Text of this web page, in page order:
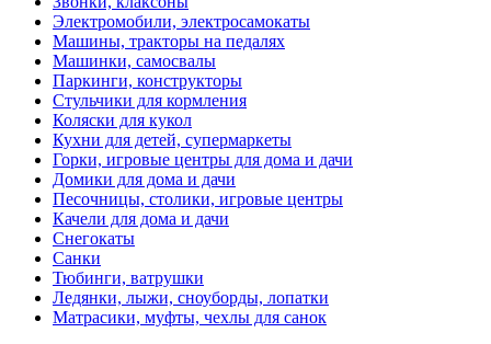
Электромобили, электросамокаты
Машины, тракторы на педалях
Машинки, самосвалы
Паркинги, конструкторы
Стульчики для кормления
Коляски для кукол
Кухни для детей, супермаркеты
Горки, игровые центры для дома и дачи
Домики для дома и дачи
Песочницы, столики, игровые центры
Качели для дома и дачи
Снегокаты
Санки
Тюбинги, ватрушки
Ледянки, лыжи, сноуборды, лопатки
Матрасики, муфты, чехлы для санок